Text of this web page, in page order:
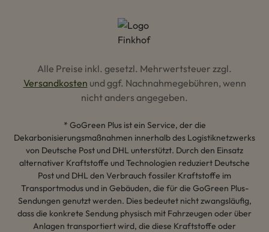
Alle Preise inkl. gesetzl. Mehrwertsteuer zzgl.
Versandkosten und ggf. Nachnahmegebühren, wenn
nicht anders angegeben.
* GoGreen Plus ist ein Service, der die
Dekarbonisierungsmaßnahmen innerhalb des Logistiknetzwerks
von Deutsche Post und DHL unterstützt. Durch den Einsatz
alternativer Kraftstoffe und Technologien reduziert Deutsche
Post und DHL den Verbrauch fossiler Kraftstoffe im
Transportmodus und in Gebäuden, die für die GoGreen Plus-
Sendungen genutzt werden. Dies bedeutet nicht zwangsläufig,
dass die konkrete Sendung physisch mit Fahrzeugen oder über
Anlagen transportiert wird, die diese Kraftstoffe oder